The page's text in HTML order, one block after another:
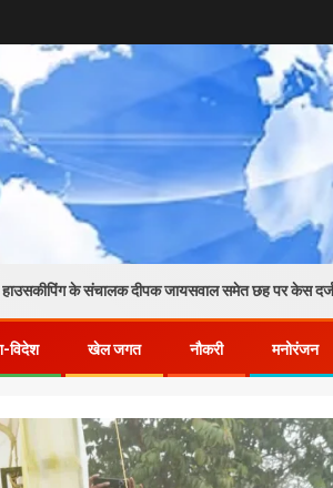
संचालक दीपक जायसवाल समेत छह पर केस दर्ज
विदेश खेल जगत नौकरी मनोरंजन